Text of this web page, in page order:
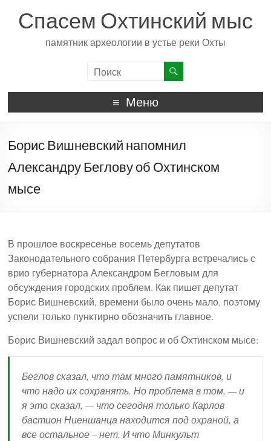
Спасем Охтинский мыс
памятник археологии в устье реки Охты
Меню
Борис Вишневский напомнил
Александру Беглову об Охтинском
мысе
В прошлое воскресенье восемь депутатов
Законодательного собрания Петербурга встречались с
врио губернатора Александром Бегловым для
обсуждения городских проблем. Как пишет депутат
Борис Вишневский, времени было очень мало, поэтому
успели только пунктирно обозначить главное.
Борис Вишневский задал вопрос и об Охтинском мысе:
Беглов сказал, что там много памятников, и
что надо их сохранять. Но проблема в том, — и
я это сказал, — что сегодня только Карлов
бастион Ниеншанца находится под охраной, а
все остальное – нет. И что Минкульт